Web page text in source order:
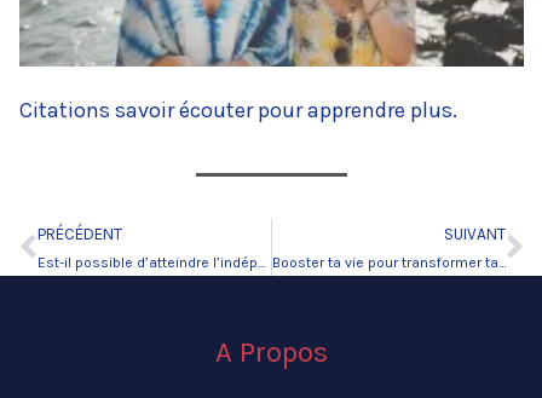
Citations savoir écouter pour apprendre plus.
Précédent
PRÉCÉDENT
Est-il possible d’atteindre l’indépendance financière ?
SUIVANT
Booster ta vie pour transformer ta vie.
A Propos